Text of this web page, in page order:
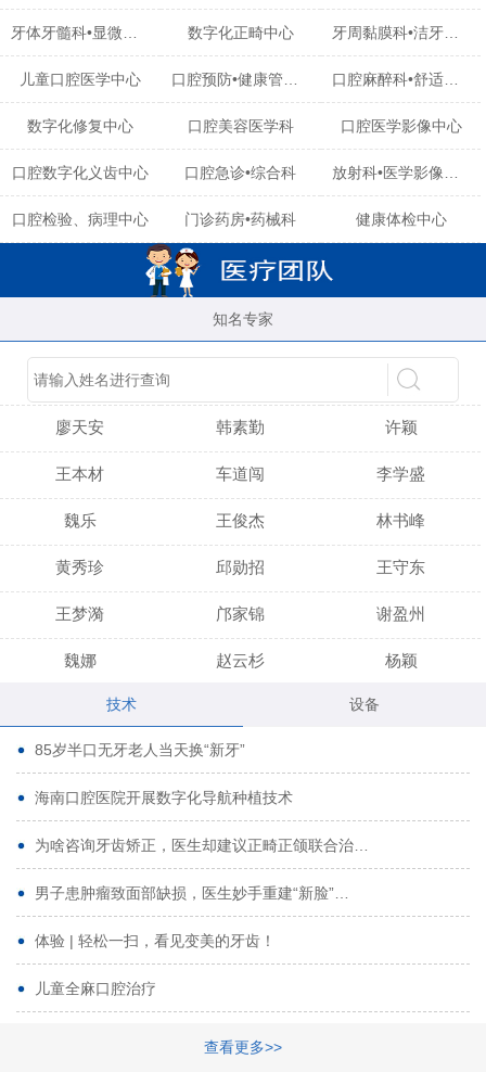
数字化正畸中心 牙周黏膜科•洁牙中心
儿童口腔医学中心 口腔麻醉科•舒适化诊疗中心
数字化修复中心 口腔美容医学科 口腔医学影像中心
口腔数字化义齿中心 口腔急诊•综合科
口腔检验、病理中心 门诊药房•药械科 健康体检中心
知名专家
陈育玲 吴晓桃
廖天安 韩素勤 许颖
王本材 车道闯 李学盛
魏乐 王俊杰 林书峰
黄秀珍 邱勋招 王守东
王梦漪 邝家锦 谢盈州
魏娜 赵云杉 杨颖
黄启龙
代艳虹 林芳诚
曹香林 姜炳华
姚宗将 梁春晓
林夏羽 颜晶
路娜 商晔
周碧玲
技术 设备
85岁半口无牙老人当天换“新牙”
海南口腔医院开展数字化导航种植技术
为啥咨询牙齿矫正，医生却建议正畸正颌联合治…
男子患肿瘤致面部缺损，医生妙手重建“新脸”…
体验 | 轻松一扫，看见变美的牙齿！
儿童全麻口腔治疗
查看更多>>